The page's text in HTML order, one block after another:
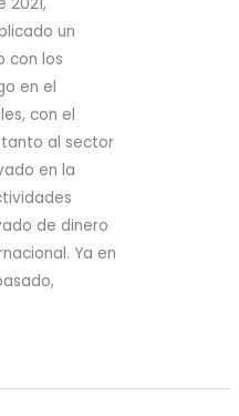
un
con los
en el
con el
al sector
en la
de dinero
Ya en